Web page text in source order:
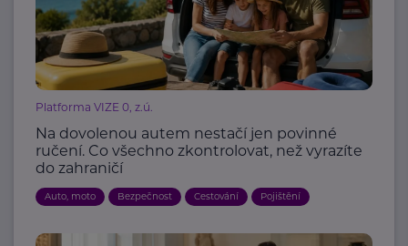
Platforma VIZE 0, z.ú.
Na dovolenou autem nestačí jen povinné
ručení. Co všechno zkontrolovat, než vyrazíte
do zahraničí
Auto, moto Bezpečnost Cestování Pojištění